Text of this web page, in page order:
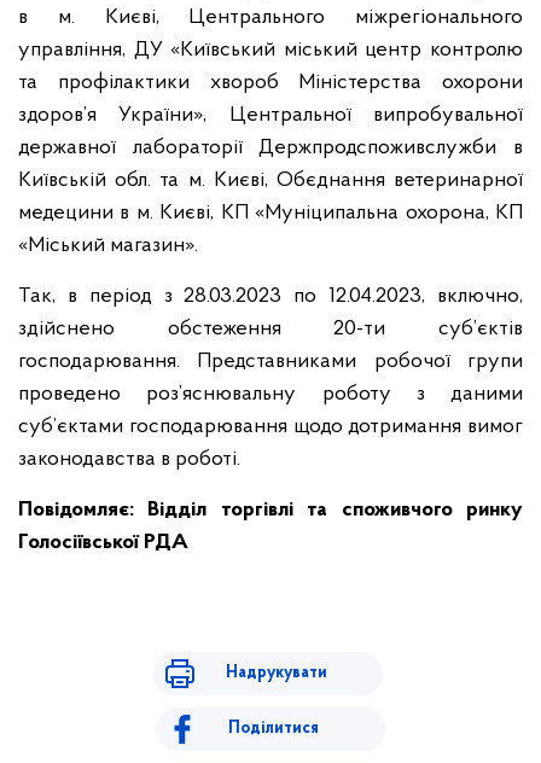
в м. Києві, Центрального міжрегіонального
управління, ДУ «Київський міський центр контролю
та профілактики хвороб Міністерства охорони
здоров’я України», Центральної випробувальної
державної лабораторії Держпродспоживслужби в
Київській обл. та м. Києві, Обєднання ветеринарної
медецини в м. Києві, КП «Муніципальна охорона, КП
«Міський магазин».
Так, в період з 28.03.2023 по 12.04.2023, включно,
здійснено обстеження 20-ти суб’єктів
господарювання. Представниками робочої групи
проведено роз’яснювальну роботу з даними
суб’єктами господарювання щодо дотримання вимог
законодавства в роботі.
Повідомляє: Відділ торгівлі та споживчого ринку
Голосіївської РДА
Надрукувати
Поділитися